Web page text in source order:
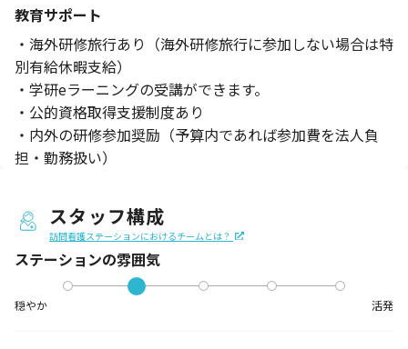
教育サポート
・海外研修旅行あり（海外研修旅行に参加しない場合は特
別有給休暇支給）
・学研eラーニングの受講ができます。
・公的資格取得支援制度あり
・内外の研修参加奨励（予算内であれば参加費を法人負
担・勤務扱い）
スタッフ構成
訪問看護ステーションにおけるチームとは？
ステーションの雰囲気
穏やか 活発